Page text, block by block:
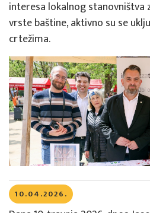
interesa lokalnog stanovništva
vrste baštine, aktivno su se
crtežima.
10.04.2026.